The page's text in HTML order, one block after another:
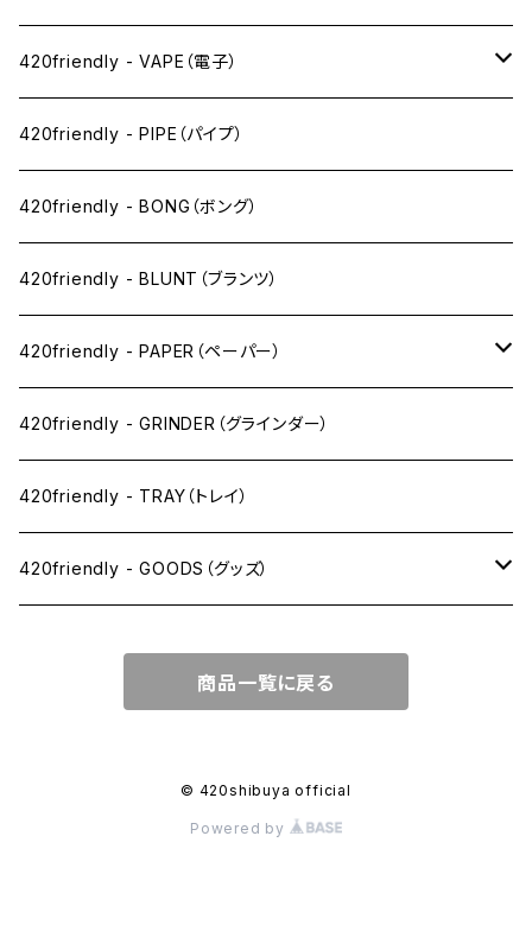
420friendly - VAPE（電子）
ペン下
ニコパフ系
ドライ系
ワックス系
420friendly - PIPE（パイプ）
420friendly - BONG（ボング）
420friendly - BLUNT（ブランツ）
420friendly - PAPER（ペーパー）
SW(シングルワイド）サイズ
1 1/4サイズ
キングサイズスリム
キングサイズワイド
420friendly - GRINDER（グラインダー）
420friendly - TRAY（トレイ）
420friendly - GOODS（グッズ）
JOINT（ジョイント系）
CLEANING（掃除・保管）
商品一覧に戻る
© 420shibuya official
Powered by